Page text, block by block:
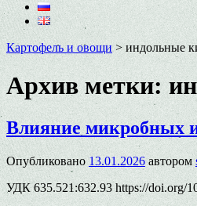
Картофель и овощи > индольные
Архив метки:
Влияние микробных
Опубликовано 13.01.2026 автором
УДК 635.521:632.93 https://